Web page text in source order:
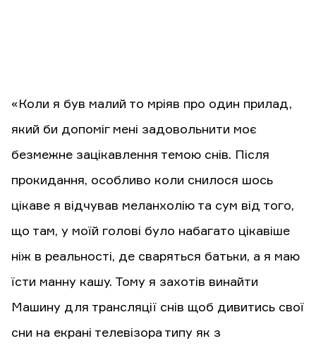
«Коли я був малий то мріяв про один прилад,
який би допоміг мені задовольнити моє
безмежне зацікавлення темою снів. Після
прокидання, особливо коли снилося шось
цікаве я відчував меланхолію та сум від того,
що там, у моїй голові було набагато цікавіше
ніж в реальності, де сваряться батьки, а я маю
їсти манну кашу. Тому я захотів винайти
Машину для трансляції снів щоб дивитись свої
сни на екрані телевізора типу як з